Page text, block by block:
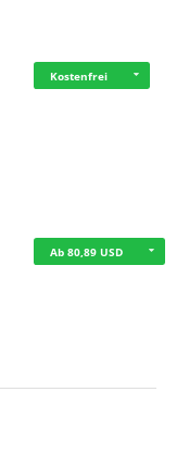
Kostenfrei
Ab 80,89 USD